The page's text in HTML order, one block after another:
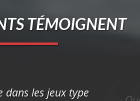
TÉMOIGNENT
dans les jeux type